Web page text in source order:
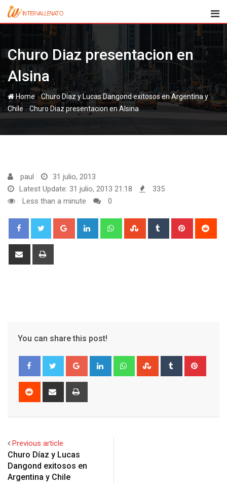
Skip
Churo Diaz presentacion en
Alsina
Home-Churo Díaz y Lucas Dangond exitosos en Argentina y
-Churo Diaz presentacion en Alsina
paul
31 julio, 2013
Latest Update: 31 julio, 2013 21:18
335
Less than a minute
0
Google+ LinkedIn WhatsappStumbleUpon
Tumblr Pinterest
Share
You can share this post!
Google+ LinkedIn WhatsappStumbleUpon
Tumblr
Reddit
Share
Previous article
Churo Díaz y Lucas
Dangond exitosos en